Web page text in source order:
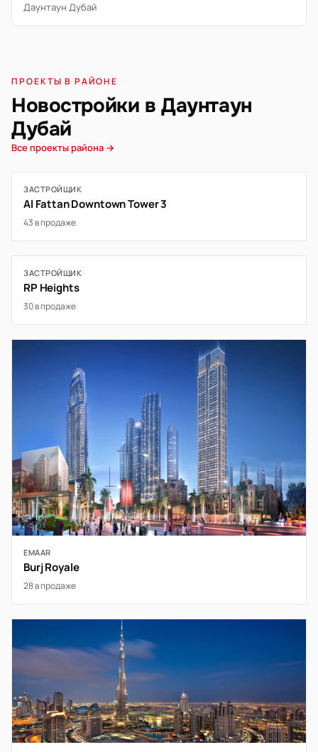
Даунтаун Дубай
ПРОЕКТЫ В РАЙОНЕ
Новостройки в Даунтаун
Дубай
Все проекты района →
ЗАСТРОЙЩИК
Al Fattan Downtown Tower 3
43 в продаже
ЗАСТРОЙЩИК
RP Heights
30 в продаже
EMAAR
Burj Royale
28 в продаже